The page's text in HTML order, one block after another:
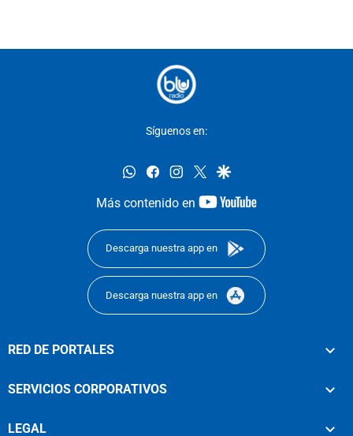
Síguenos en:
whatsappfacebookinstagram
twittergoogle
Más contenido en
youtube-
Descarga nuestra app en
Descarga nuestra app en
RED DE PORTALES
SERVICIOS CORPORATIVOS
LEGAL